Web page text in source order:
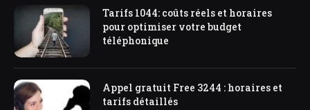
Tarifs 1044: coûts réels et horaires
pour optimiser votre budget
téléphonique
Appel gratuit Free 3244 : horaires et
tarifs détaillés